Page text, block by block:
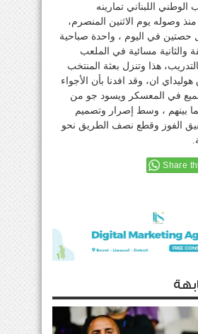
الوطني اللبناني تمارينه
وصوله يوم الاثنين المنصرم،
حصتين في اليوم ، واحدة صباحية
والثانية مسائية في الملعب
هذا وتنزل بعثة المنتخب
ان، وقد افدنا بأن الأجواء
في المعسكر ويسود جو من
بينهم ، وسط إصرار وتصميم
الفوز وقطع نصف الطريق نحو
Share